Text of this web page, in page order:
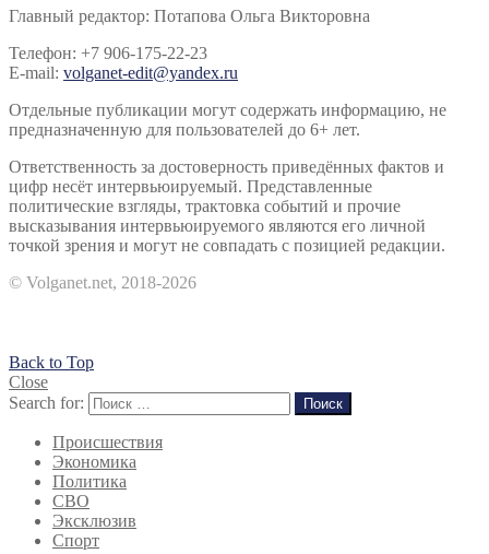
Главный редактор: Потапова Ольга Викторовна
Телефон: +7 906-175-22-23
E-mail: volganet-edit@yandex.ru
Отдельные публикации могут содержать информацию, не
предназначенную для пользователей до 6+ лет.
Ответственность за достоверность приведённых фактов и
цифр несёт интервьюируемый. Представленные
политические взгляды, трактовка событий и прочие
высказывания интервьюируемого являются его личной
точкой зрения и могут не совпадать с позицией редакции.
© Volganet.net, 2018-2026
Back to Top
Close
Search for:
Поиск
Происшествия
Экономика
Политика
СВО
Эксклюзив
Спорт